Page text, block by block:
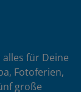
für Deine
Fotoferien,
große